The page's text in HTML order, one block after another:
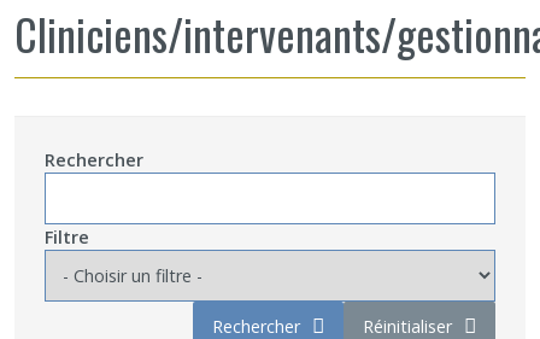
Cliniciens/intervenants/
Rechercher
Filtre
Rechercher Réinitialiser